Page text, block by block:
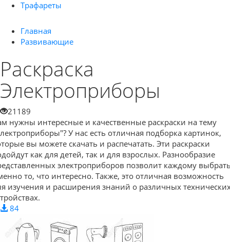
Трафареты
Главная
Развивающие
Раскраска
Электроприборы
21189
нужны интересные и качественные раскраски на тему
У нас есть отличная подборка картинок,
вы можете скачать и распечатать. Эти раскраски
как для детей, так и для взрослых. Разнообразие
электроприборов позволит каждому
то, что интересно. Также, это отличная возможность
изучения и расширения знаний о различных
84